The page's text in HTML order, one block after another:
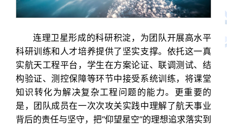
连理卫星形成的科研积淀，为团队开展高水平
科研训练和人才培养提供了坚实支撑。依托这一真
实航天工程平台，学生在方案论证、联调测试、结
构验证、测控保障等环节中接受系统训练，将课堂
知识转化为解决复杂工程问题的能力。更重要的
是，团队成员在一次次攻关实践中理解了航天事业
背后的责任与坚守，把“仰望星空”的理想追求落实到